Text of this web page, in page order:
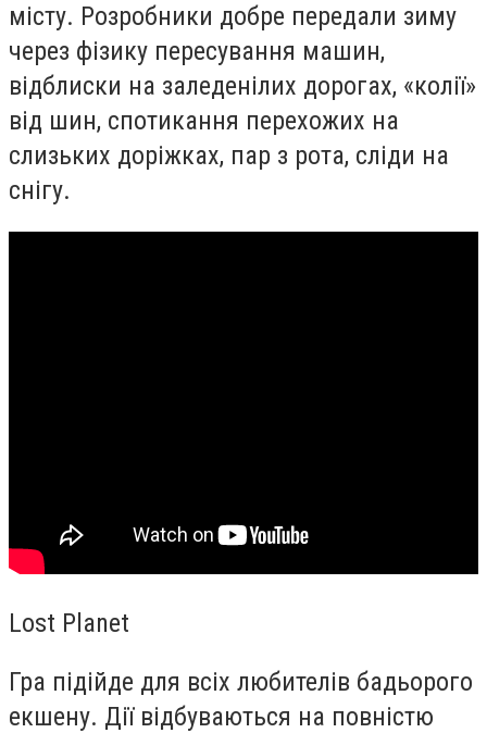
місту. Розробники добре передали зиму
через фізику пересування машин,
відблиски на заледенілих дорогах, «колії»
від шин, спотикання перехожих на
слизьких доріжках, пар з рота, сліди на
снігу.
Lost Planet
Гра підійде для всіх любителів бадьорого
екшену. Дії відбуваються на повністю